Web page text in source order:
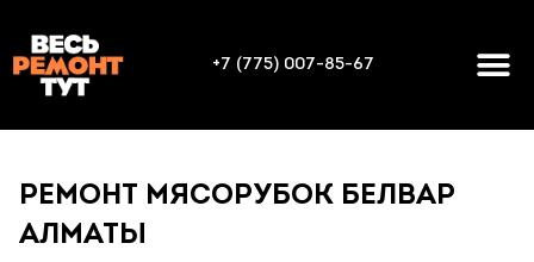
+7 (775) 007-85-67
РЕМОНТ МЯСОРУБОК БЕЛВАР
АЛМАТЫ